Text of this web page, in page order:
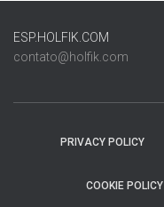
ESP.HOLFIK.COM
contato@holfik.com
PRIVACY POLICY
COOKIE POLICY